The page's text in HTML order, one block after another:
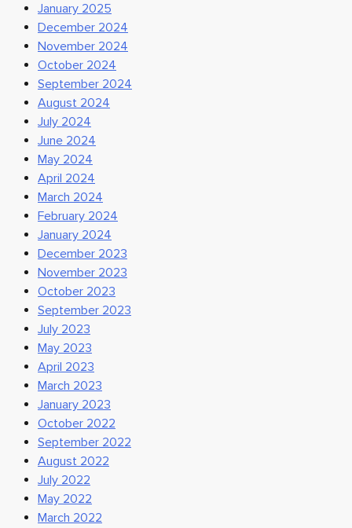
January 2025
December 2024
November 2024
October 2024
September 2024
August 2024
July 2024
June 2024
May 2024
April 2024
March 2024
February 2024
January 2024
December 2023
November 2023
October 2023
September 2023
July 2023
May 2023
April 2023
March 2023
January 2023
October 2022
September 2022
August 2022
July 2022
May 2022
March 2022